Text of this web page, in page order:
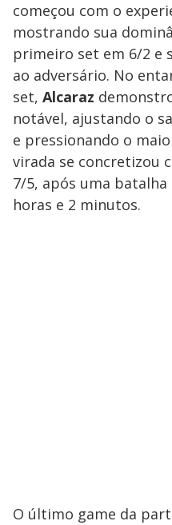
começou com o
mostrando sua
primeiro set em 6/2 e
ao adversário. No
set, Alcaraz
notável, ajustando o
e pressionando o
virada se concretizou
7/5, após uma
horas e 2 minutos.
O último game da